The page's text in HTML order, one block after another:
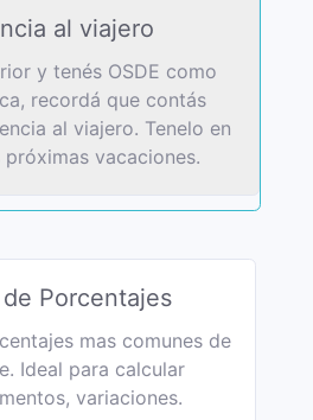
al viajero
y tenés OSDE como
recordá que contás
al viajero. Tenelo en
vacaciones.
Porcentajes
mas comunes de
Ideal para calcular
variaciones.